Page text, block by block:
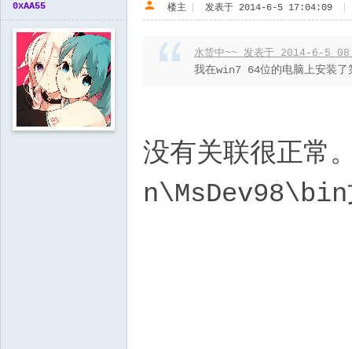
0xAA55 楼主 发表于 2014-6-5 17:04:09
水货中~~ 发表于 2014-6-5
我在win7 64位的电脑上安装了
没有关联很正常
n\MsDev98\bin